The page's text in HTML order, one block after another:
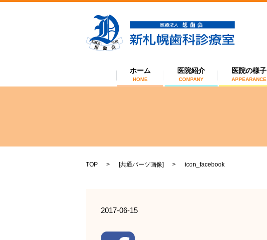
ホーム
HOME
医院紹介
COMPANY
医院の様子
APPEARANCE
TOP [共通パーツ画像] icon_facebook
2017-06-15